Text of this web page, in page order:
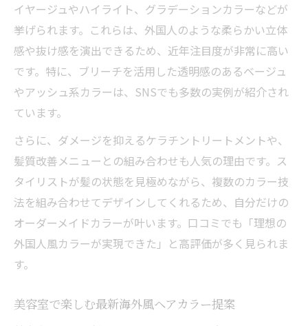
イヤージュやハイライト、グラデーションカラーなどが
挙げられます。これらは、外国人のような柔らかい立体
感や抜け感を演出できるため、近年注目度が非常に高い
です。特に、ブリーチを活用した透明感のあるベージュ
やアッシュ系カラーは、SNSでも多数の実例が紹介され
ています。
さらに、ダメージを抑えるケラチントリートメントや、
髪質改善メニューとの組み合わせも人気の理由です。ス
タイリストが髪の状態を見極めながら、複数のカラー技
法を組み合わせてデザインしてくれるため、自分だけの
オーダーメイドカラーが叶います。口コミでも「理想の
外国人風カラーが実現できた」と高評価が多く見られま
す。
美容室で楽しむ最新海外風ヘアカラー提案